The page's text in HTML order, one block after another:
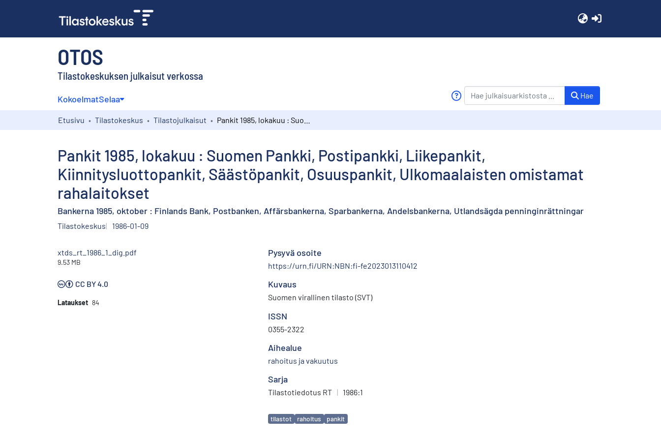
OTOS
Tilastokeskuksen julkaisut verkossa
KokoelmatSelaa Hae
Etusivu Tilastokeskus Tilastojulkaisut
Pankit 1985, lokakuu : Suomen Pankki, Postipankki, Liikepankit,
Kiinnitysluottopankit, Säästöpankit, Osuuspankit, Ulkomaalaisten omistamat
rahalaitokset
Bankerna 1985, oktober : Finlands Bank, Postbanken, Affärsbankerna, Sparbankerna, Andelsbankerna, Utlandsägda penninginrättningar
Tilastokeskus 1986-01-09
xtds_rt_1986_1_dig.pdf
9.53 MB
CC BY 4.0
Lataukset 84
Pysyvä osoite
https://urn.fi/URN:NBN:fi-fe2023013110412
Kuvaus
Suomen virallinen tilasto (SVT)
ISSN
0355-2322
Aihealue
rahoitus ja vakuutus
Sarja
Tilastotiedotus RT | 1986:1
Avainsanat
tilastot rahoitus pankit